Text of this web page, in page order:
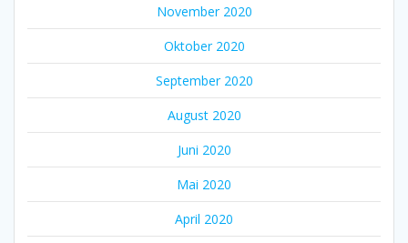
November 2020
Oktober 2020
September 2020
August 2020
Juni 2020
Mai 2020
April 2020